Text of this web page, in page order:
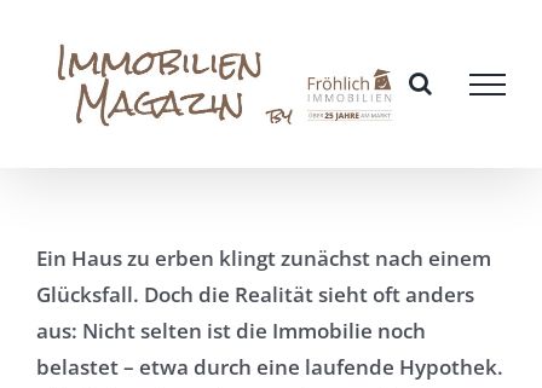
springen
Ein Haus zu erben klingt zunächst nach einem
Glücksfall. Doch die Realität sieht oft anders
aus: Nicht selten ist die Immobilie noch
belastet – etwa durch eine laufende Hypothek.